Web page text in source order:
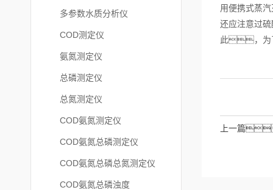
多参数水质分析仪
COD测定仪
氨氮测定仪
总磷测定仪
总氮测定仪
COD氨氮测定仪
COD氨氮总磷测定仪
COD氨氮总磷总氮测定仪
COD氨氮总磷浊度
用便携式蒸
还应注意过
此，为
上一篇